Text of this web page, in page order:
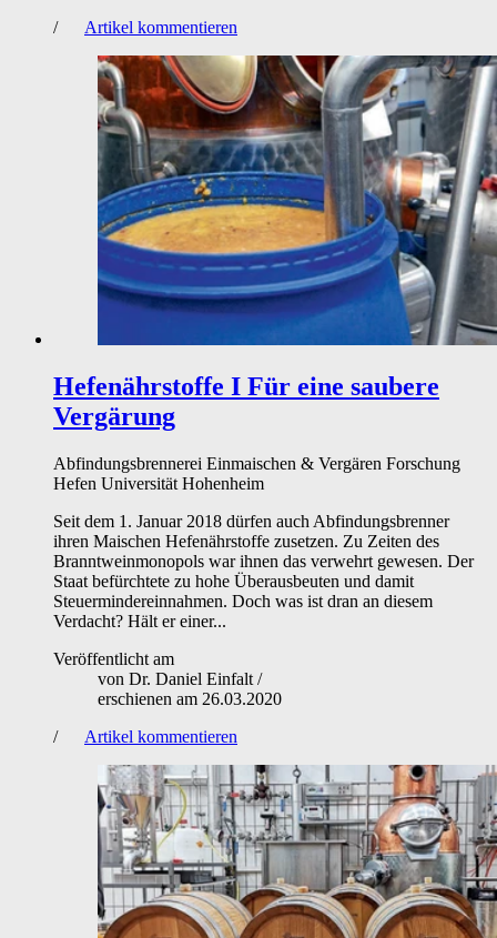
/
Artikel kommentieren
Hefenährstoffe I Für eine saubere
Vergärung
Abfindungsbrennerei Einmaischen & Vergären Forschung
Hefen Universität Hohenheim
Seit dem 1. Januar 2018 dürfen auch Abfindungsbrenner
ihren Maischen Hefenährstoffe zusetzen. Zu Zeiten des
Branntweinmonopols war ihnen das verwehrt gewesen. Der
Staat befürchtete zu hohe Überausbeuten und damit
Steuermindereinnahmen. Doch was ist dran an diesem
Verdacht? Hält er einer...
Veröffentlicht am
von Dr. Daniel Einfalt /
erschienen am 26.03.2020
/
Artikel kommentieren